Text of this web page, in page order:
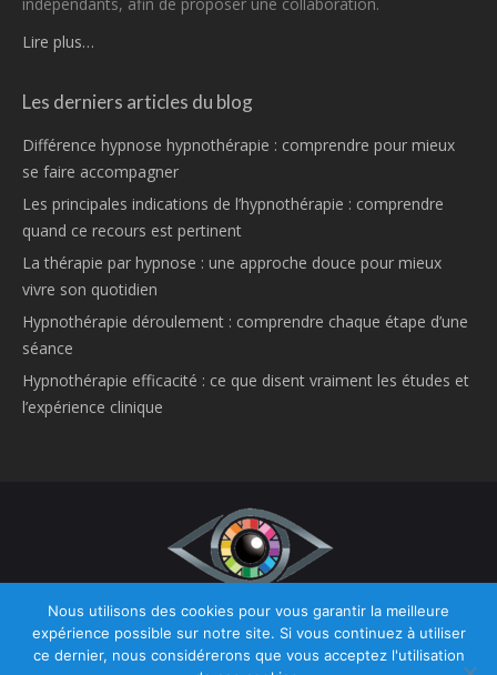
Lire plus…
Les derniers articles du blog
Différence hypnose hypnothérapie : comprendre pour mieux
se faire accompagner
Les principales indications de l’hypnothérapie : comprendre
quand ce recours est pertinent
La thérapie par hypnose : une approche douce pour mieux
vivre son quotidien
Hypnothérapie déroulement : comprendre chaque étape d’une
séance
Hypnothérapie efficacité : ce que disent vraiment les études et
l’expérience clinique
Copyright © 2026Hypnose et Hypnothérapie Belgique. Tous droits
réservés.
Privium – Des services qui soutiennent vos soins. Pour psychologues,
Nous utilisons des cookies pour vous garantir la meilleure
expérience possible sur notre site. Si vous continuez à utiliser
ce dernier, nous considérerons que vous acceptez l'utilisation